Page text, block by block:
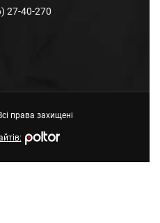
27-40-270
права захищені